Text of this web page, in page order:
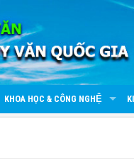
KHOA HỌC & CÔNG NGHỆ